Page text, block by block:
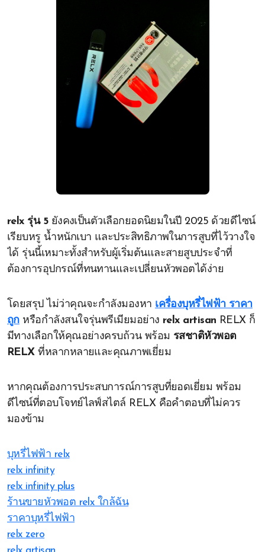
relx รุ่น 5ยังคงเป็นตัวเลือกยอดนิยมในปี 2025 ด้วยดีไซน์
เรียบหรู น้ำหนักเบา และประสิทธิภาพในการสูบที่ไว้วางใจ
ได้ รุ่นนี้เหมาะทั้งสำหรับผู้เริ่มต้นและสายสูบประจำที่
ต้องการอุปกรณ์ที่ทนทานและเปลี่ยนหัวพอตได้ง่าย
โดยสรุป ไม่ว่าคุณจะกำลังมองหา เครื่องบุหรี่ไฟฟ้า ราคา
ถูกหรือกำลังสนใจรุ่นพรีเมียมอย่าง relx artisan RELX ก็
มีทางเลือกให้คุณอย่างครบถ้วน พร้อม รสชาติหัวพอต
RELXที่หลากหลายและคุณภาพเยี่ยม
หากคุณต้องการประสบการณ์การสูบที่ยอดเยี่ยม พร้อม
ดีไซน์ที่ตอบโจทย์ไลฟ์สไตล์ RELX คือคำตอบที่ไม่ควร
มองข้าม
บุหรี่ไฟฟ้า relx
relx infinity
relx infinity plus
ร้านขายหัวพอต relx ใกล้ฉัน
ราคาบุหรี่ไฟฟ้า
relx zero